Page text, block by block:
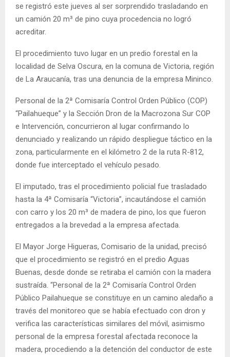
se registró este jueves al ser sorprendido trasladando en
un camión 20 m³ de pino cuya procedencia no logró
acreditar.
El procedimiento tuvo lugar en un predio forestal en la
localidad de Selva Oscura, en la comuna de Victoria, región
de La Araucanía, tras una denuncia de la empresa Mininco.
Personal de la 2ª Comisaría Control Orden Público (COP)
“Pailahueque” y la Sección Dron de la Macrozona Sur COP
e Intervención, concurrieron al lugar confirmando lo
denunciado y realizando un rápido despliegue táctico en la
zona, particularmente en el kilómetro 2 de la ruta R-812,
donde fue interceptado el vehículo pesado.
El imputado, tras el procedimiento policial fue trasladado
hasta la 4ª Comisaría “Victoria”, incautándose el camión
con carro y los 20 m³ de madera de pino, los que fueron
entregados a la brevedad a la empresa afectada.
El Mayor Jorge Higueras, Comisario de la unidad, precisó
que el procedimiento se registró en el predio Aguas
Buenas, desde donde se retiraba el camión con la madera
sustraída. “Personal de la 2ª Comisaría Control Orden
Público Pailahueque se constituye en un camino aledaño a
través del monitoreo que se había efectuado con dron y
verifica las características similares del móvil, asimismo
personal de la empresa forestal afectada reconoce la
madera, procediendo a la detención del conductor de este